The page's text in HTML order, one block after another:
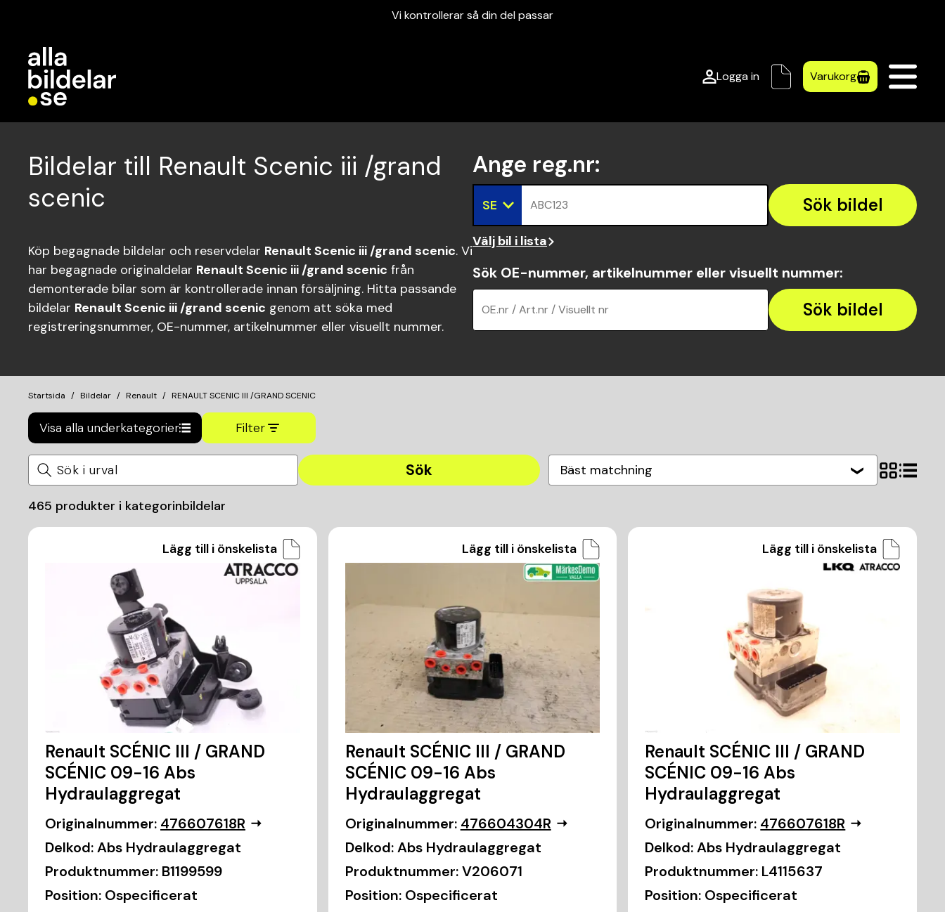
Vi kontrollerar så din del passar
Logga in Varukorg
Bildelar till Renault Scenic iii /grand
scenic
Köp begagnade bildelar och reservdelar Renault Scenic iii /grand scenic. Vi
har begagnade originaldelar Renault Scenic iii /grand scenic från
demonterade bilar som är kontrollerade innan försäljning. Hitta passande
bildelar Renault Scenic iii /grand scenic genom att söka med
registreringsnummer, OE-nummer, artikelnummer eller visuellt nummer.
Ange reg.nr:
SE ABC123 Sök bildel
Välj bil i lista
Sök OE-nummer, artikelnummer eller visuellt nummer:
OE.nr / Art.nr / Visuellt nr Sök bildel
Startsida Bildelar Renault RENAULT SCENIC III /GRAND SCENIC
Visa alla underkategorier Filter
Sök Bäst matchning
465 produkter i kategorinbildelar
Lägg till i önskelista
Renault SCÉNIC III / GRAND
SCÉNIC 09-16 Abs
Hydraulaggregat
Originalnummer: 476607618R
Delkod:Abs Hydraulaggregat
Produktnummer: B1199599
Position: Ospecificerat
Lägg till i önskelista
Renault SCÉNIC III / GRAND
SCÉNIC 09-16 Abs
Hydraulaggregat
Originalnummer: 476604304R
Delkod: Abs Hydraulaggregat
Produktnummer: V206071
Position: Ospecificerat
Lägg till i önskelista
Renault SCÉNIC III / GRAND
SCÉNIC 09-16 Abs
Hydraulaggregat
Originalnummer: 476607618R
Delkod: Abs Hydraulaggregat
Produktnummer: L4115637
Position: Ospecificerat